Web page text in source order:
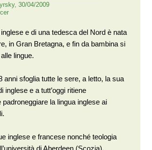
e di una tedesca del Nord è nata
in Gran Bretagna, e fin da bambina si
lingue.
anni sfoglia tutte le sere, a letto, la sua
inglese e a tutt’oggi ritiene
padroneggiare la lingua inglese ai
inglese e francese nonché teologia
di Aberdeen (Scozia).
30/04/2009